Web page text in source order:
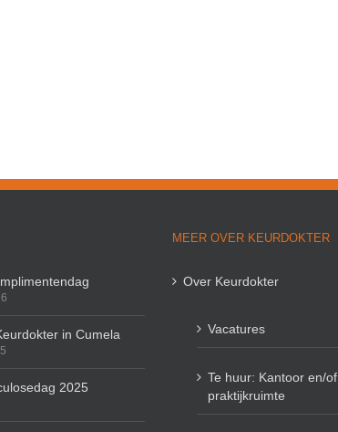
in Cumela
2025
MEER OVER KEURDOKTER
Over Keurdokter
Vacatures
Te huur: Kantoor en/of
praktijkruimte